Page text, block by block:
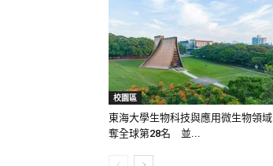
校園區
東海大學生物科技與應用微生物領域
奪全球第28名 並...